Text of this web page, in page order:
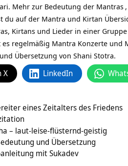
Mehr zur Bedeutung der Mantras
du aufder Mantra und Kirtan
Kirtans und Lieder in einer
regelmäßig Mantra Konzerte und
Übersetzung von Shani Stotra.
X LinkedIn
eines Zeitalters des Friedens
– laut-leise-flüsternd-geistig
und Übersetzung
mit Sukadev